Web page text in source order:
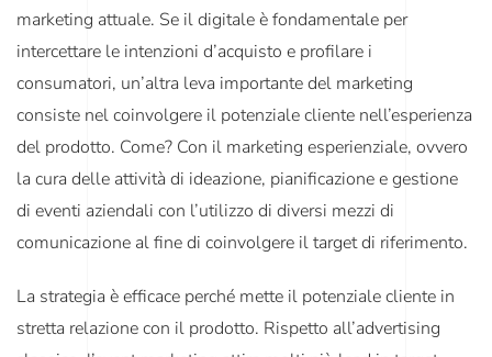
marketing attuale. Se il digitale è fondamentale per
intercettare le intenzioni d’acquisto e profilare i
consumatori, un’altra leva importante del marketing
consiste nel coinvolgere il potenziale cliente nell’esperienza
del prodotto. Come? Con il marketing esperienziale, ovvero
la cura delle attività di ideazione, pianificazione e gestione
di eventi aziendali con l’utilizzo di diversi mezzi di
comunicazione al fine di coinvolgere il target di riferimento.
La strategia è efficace perché mette il potenziale cliente in
stretta relazione con il prodotto. Rispetto all’advertising